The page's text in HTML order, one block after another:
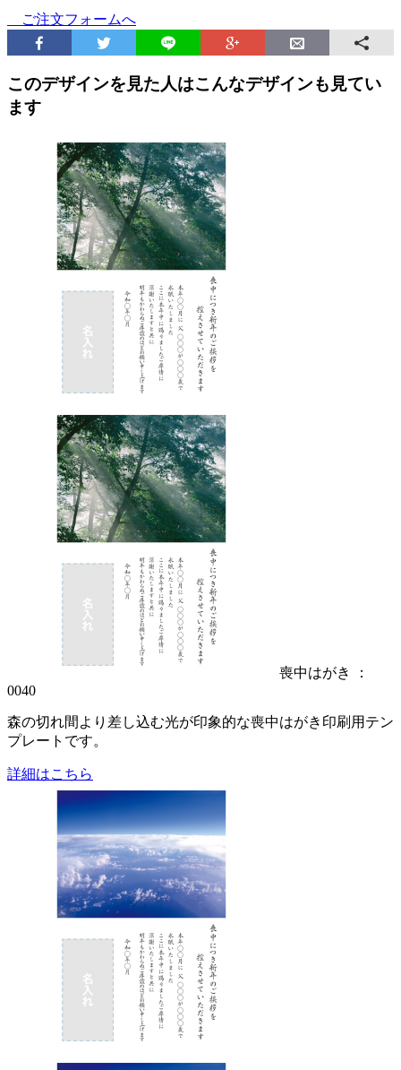
ご注文フォームへ
このデザインを見た人はこんなデザインも見てい
ます
喪中はがき ：
0040
森の切れ間より差し込む光が印象的な喪中はがき印刷用テン
プレートです。
詳細はこちら